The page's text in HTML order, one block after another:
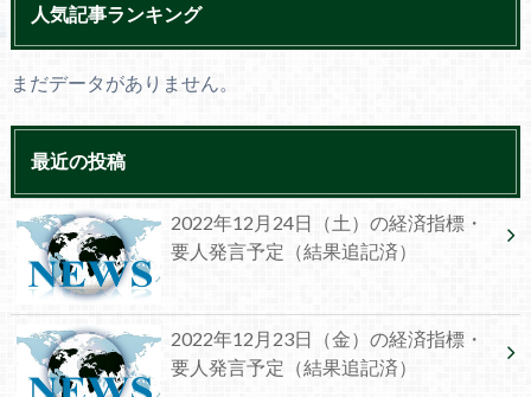
人気記事ランキング
まだデータがありません。
最近の投稿
2022年12月24日（土）の経済指標・
要人発言予定（結果追記済）
2022年12月23日（金）の経済指標・
要人発言予定（結果追記済）